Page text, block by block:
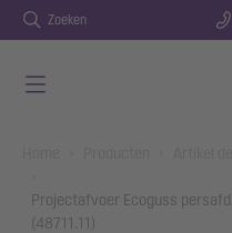
Zoeken
Projectafvoer Ecoguss
(48711.11)